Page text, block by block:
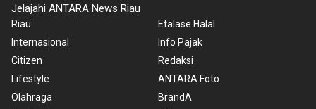
Jelajahi ANTARA News Riau
Riau
Internasional
Citizen
Lifestyle
Olahraga
Etalase Halal
Info Pajak
Redaksi
ANTARA Foto
BrandA